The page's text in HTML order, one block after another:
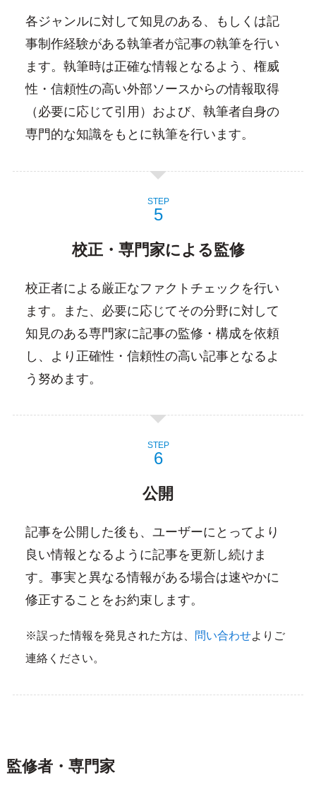
各ジャンルに対して知見のある、もしくは記
事制作経験がある執筆者が記事の執筆を行い
ます。執筆時は正確な情報となるよう、権威
性・信頼性の高い外部ソースからの情報取得
（必要に応じて引用）および、執筆者自身の
専門的な知識をもとに執筆を行います。
STEP
校正・専門家による監修
校正者による厳正なファクトチェックを行い
ます。また、必要に応じてその分野に対して
知見のある専門家に記事の監修・構成を依頼
し、より正確性・信頼性の高い記事となるよ
う努めます。
STEP
公開
記事を公開した後も、ユーザーにとってより
良い情報となるように記事を更新し続けま
す。事実と異なる情報がある場合は速やかに
修正することをお約束します。
※誤った情報を発見された方は、 問い合わせよりご
連絡ください。
監修者・専門家